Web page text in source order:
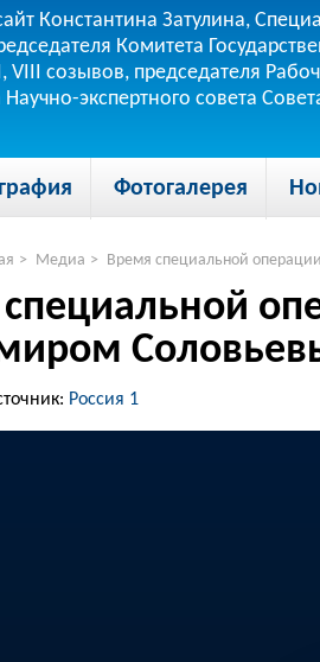
Константина Затулина,
Комитета
VIII созывов, председателя
Научно-экспертного совета
Фотогалерея
> Медиа > Время специальной
Россия 1